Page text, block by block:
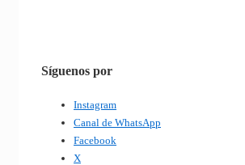
Síguenos por
Instagram
Canal de WhatsApp
Facebook
X